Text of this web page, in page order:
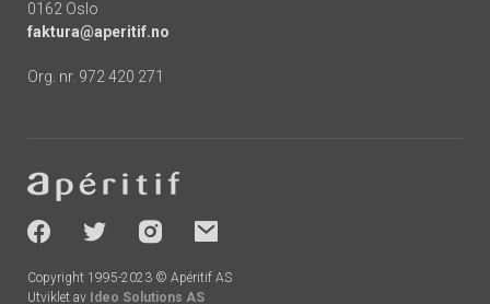
0162 Oslo
faktura@aperitif.no
Org. nr. 972 420 271
-
socials
Copyright 1995-2023 © Apéritif AS
Utviklet av Ideo Solutions AS